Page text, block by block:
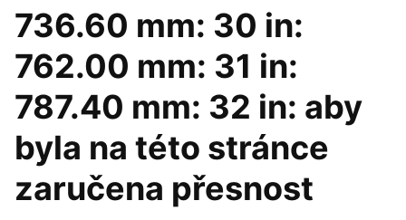
736.60 mm: 30 in:
762.00 mm: 31 in:
787.40 mm: 32 in: aby
byla na této stránce
zaručena přesnost